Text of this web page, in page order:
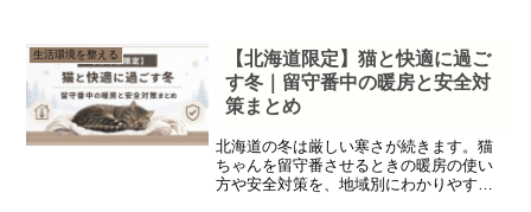
生活環境を整える
【北海道限定】猫と快適に過ご
す冬｜留守番中の暖房と安全対
策まとめ
北海道の冬は厳しい寒さが続きます。猫
ちゃんを留守番させるときの暖房の使い
方や安全対策を、地域別にわかりやすく